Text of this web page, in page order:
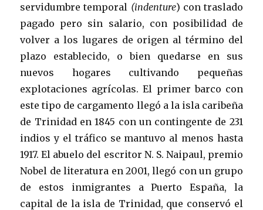
servidumbre temporal (indenture) con traslado
pagado pero sin salario, con posibilidad de
volver a los lugares de origen al término del
plazo establecido, o bien quedarse en sus
nuevos hogares cultivando pequeñas
explotaciones agrícolas. El primer barco con
este tipo de cargamento llegó a la isla caribeña
de Trinidad en 1845 con un contingente de 231
indios y el tráfico se mantuvo al menos hasta
1917. El abuelo del escritor N. S. Naipaul, premio
Nobel de literatura en 2001, llegó con un grupo
de estos inmigrantes a Puerto España, la
capital de la isla de Trinidad, que conservó el